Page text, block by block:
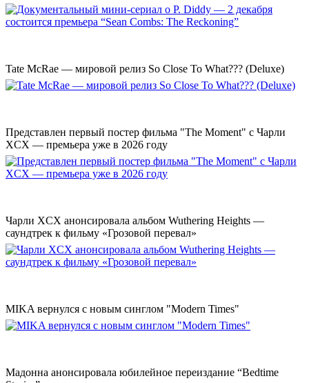
Tate McRae — мировой релиз So Close To What??? (Deluxe)
Представлен первый постер фильма "The Moment" с Чарли
XCX — премьера уже в 2026 году
Чарли XCX анонсировала альбом Wuthering Heights —
саундтрек к фильму «Грозовой перевал»
MIKA вернулся с новым синглом "Modern Times"
Мадонна анонсировала юбилейное переиздание “Bedtime